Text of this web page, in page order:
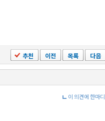
추천 이전 목록 다음
이 의견에 한마디